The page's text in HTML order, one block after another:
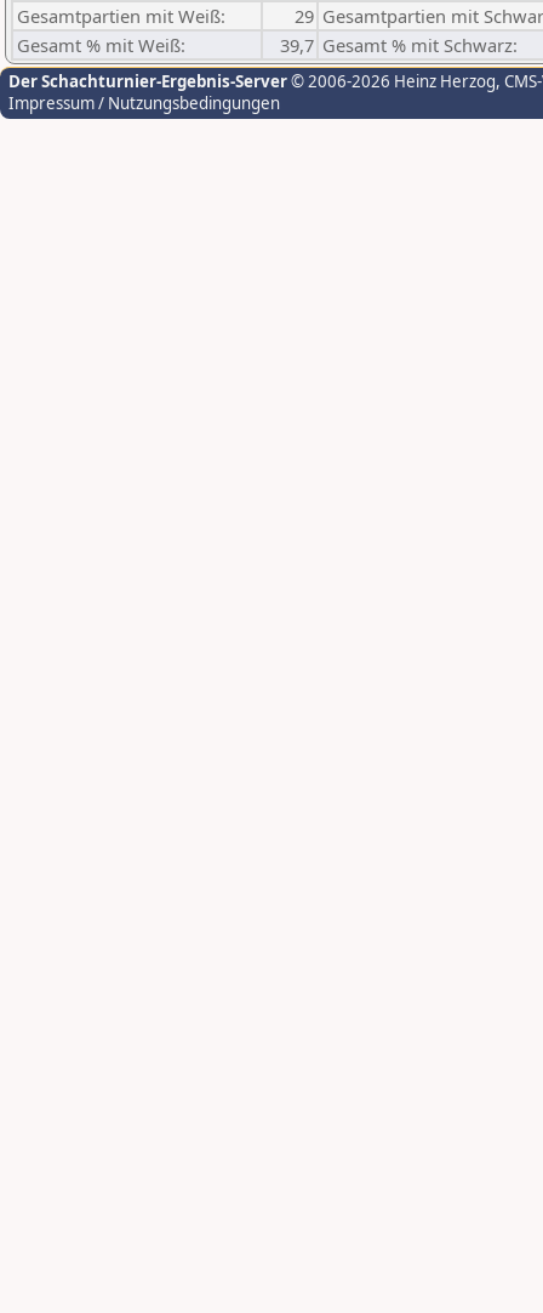
Gesamtpartien mit Weiß:
29 Gesamtpartien mit
Gesamt % mit Weiß:
39,7 Gesamt % mit Schwarz:
Der Schachturnier-Ergebnis-Server© 2006-2026 Heinz Herzog,
Impressum / Nutzungsbedingungen